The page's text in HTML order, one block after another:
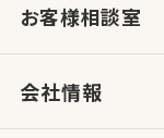
お客様相談室
会社情報